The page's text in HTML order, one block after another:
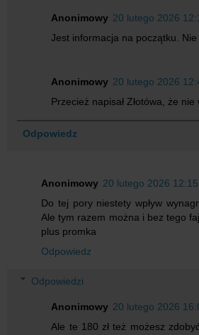
Anonimowy 20 lutego 2026
Jest informacja na początku. Nie
Anonimowy 20 lutego 2026
Przecież napisał Złotówa, że nie
Odpowiedz
Anonimowy 20 lutego 2026 12:15
Do tej pory niestety wpływ
Ale tym razem można i bez tego
plus promka
Odpowiedz
Odpowiedzi
Anonimowy 20 lutego 2026
Ale te 180 zł też możesz